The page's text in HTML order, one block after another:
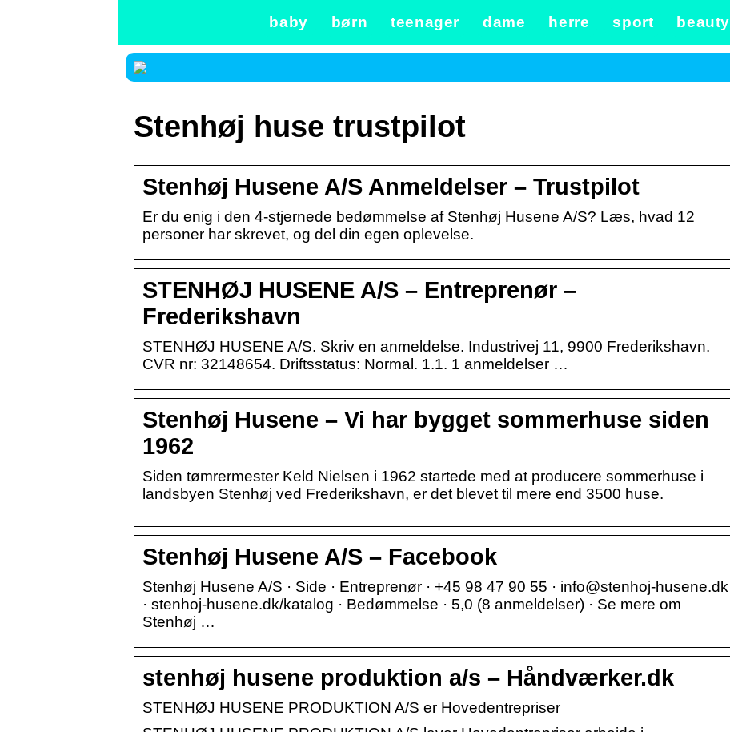
baby børn teenager dame herre sport beauty
Stenhøj huse trustpilot
Stenhøj Husene A/S Anmeldelser – Trustpilot
Er du enig i den 4-stjernede bedømmelse af Stenhøj Husene A/S? Læs, hvad 12
personer har skrevet, og del din egen oplevelse.
STENHØJ HUSENE A/S – Entreprenør –
Frederikshavn
STENHØJ HUSENE A/S. Skriv en anmeldelse. Industrivej 11, 9900 Frederikshavn.
CVR nr: 32148654. Driftsstatus: Normal. 1.1. 1 anmeldelser …
Stenhøj Husene – Vi har bygget sommerhuse siden
1962
Siden tømrermester Keld Nielsen i 1962 startede med at producere sommerhuse i
landsbyen Stenhøj ved Frederikshavn, er det blevet til mere end 3500 huse.
Stenhøj Husene A/S – Facebook
Stenhøj Husene A/S · Side · Entreprenør · +45 98 47 90 55 · info@stenhoj-husene.dk
· stenhoj-husene.dk/katalog · Bedømmelse · 5,0 (8 anmeldelser) · Se mere om
Stenhøj …
stenhøj husene produktion a/s – Håndværker.dk
STENHØJ HUSENE PRODUKTION A/S er Hovedentrepriser